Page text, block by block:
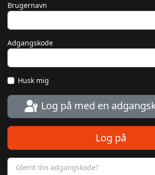
Brugernavn
Adgangskode
Husk mig
Log på med en
Log på
Glemt din adgangskode?